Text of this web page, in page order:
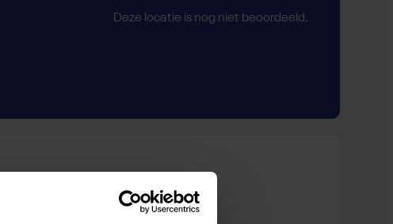
Deze locatie is nog niet beoordeeld.